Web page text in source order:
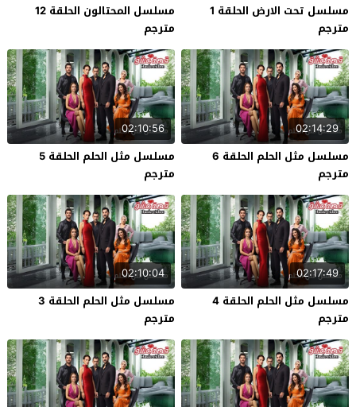
مسلسل تحت الارض الحلقة 1
مترجم
مسلسل المحتالون الحلقة 12
مترجم
02:14:29
مسلسل مثل الحلم الحلقة 6
مترجم
02:10:56
مسلسل مثل الحلم الحلقة 5
مترجم
02:17:49
مسلسل مثل الحلم الحلقة 4
مترجم
02:10:04
مسلسل مثل الحلم الحلقة 3
مترجم